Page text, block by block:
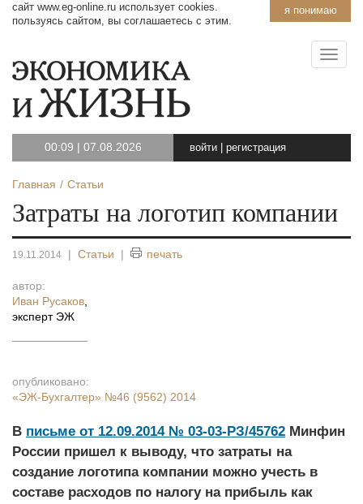
я понимаю
сайт www.eg-online.ru использует cookies.
пользуясь сайтом, вы соглашаетесь с этим.
00:09 | 07.08.2026 войти регистрация
Главная Статьи
Затраты на логотип компании
19.11.2014 | Статьи | печать
автор:
Иван Русаков
эксперт ЭЖ
опубликовано:
«ЭЖ-Бухгалтер» №46 (9562) 2014
В письме от 12.09.2014 № 03-03-РЗ/45762 Минфин
России пришел к выводу, что затраты на
создание логотипа компании можно учесть в
составе расходов по налогу на прибыль как